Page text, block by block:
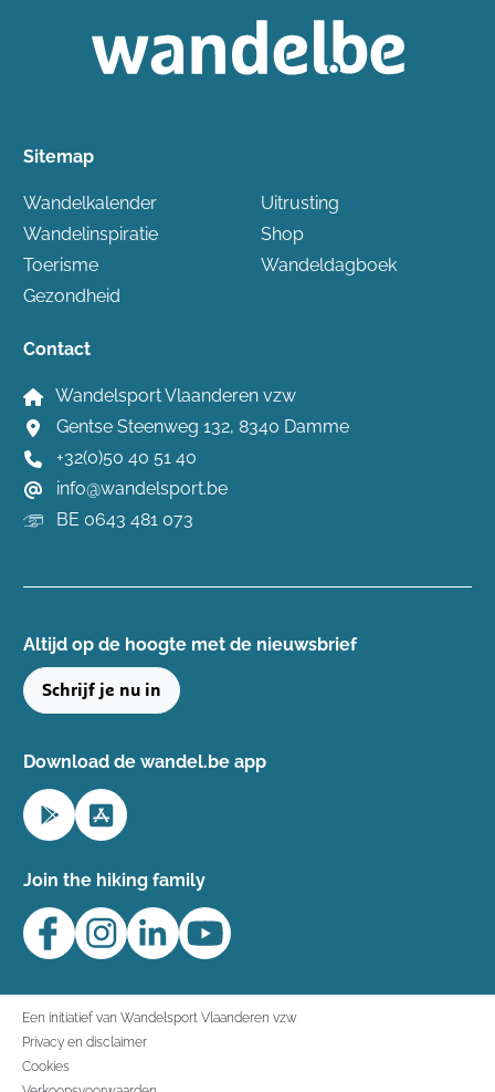
Sitemap
Wandelkalender
Wandelinspiratie
Toerisme
Gezondheid
Uitrusting
Shop
Wandeldagboek
Contact
Wandelsport Vlaanderen vzw
Gentse Steenweg 132, 8340 Damme
+32(0)50 40 51 40
info@wandelsport.be
BE 0643 481 073
Altijd op de hoogte ​met de nieuwsbrief
Schrijf je nu in
Download de wandel.be app
Join the hiking family
Een initiatief van Wandelsport Vlaanderen vzw
Privacy en disclaimer
Cookies